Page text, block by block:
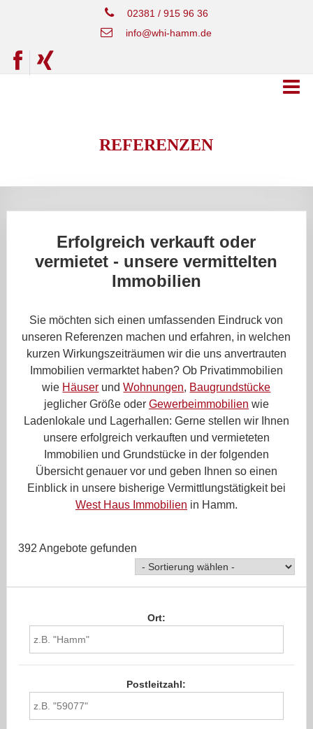
02381 / 915 96 36
info@whi-hamm.de
REFERENZEN
Erfolgreich verkauft oder
vermietet - unsere vermittelten
Immobilien
Sie möchten sich einen umfassenden Eindruck von
unseren Referenzen machen und erfahren, in welchen
kurzen Wirkungszeiträumen wir die uns anvertrauten
Immobilien vermarktet haben? Ob Privatimmobilien
wie Häuser undWohnungen, Baugrundstücke
jeglicher Größe oder Gewerbeimmobilien wie
Ladenlokale und Lagerhallen: Gerne stellen wir Ihnen
unsere erfolgreich verkauften und vermieteten
Immobilien und Grundstücke in der folgenden
Übersicht genauer vor und geben Ihnen so einen
Einblick in unsere bisherige Vermittlungstätigkeit bei
West Haus Immobilien in Hamm.
392 Angebote gefunden
Ort:
Postleitzahl: